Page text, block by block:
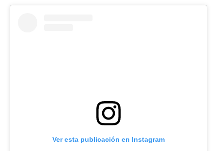
Ver esta publicación en Instagram